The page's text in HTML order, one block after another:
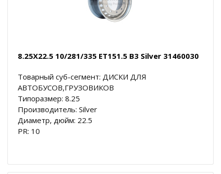
8.25X22.5 10/281/335 ET151.5 B3 Silver 31460030
Товарный суб-сегмент: ДИСКИ ДЛЯ
АВТОБУСОВ,ГРУЗОВИКОВ
Типоразмер: 8.25
Производитель: Silver
Диаметр, дюйм: 22.5
PR: 10